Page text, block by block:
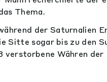
Thema.
der Saturnalien
Sitte sogar bis zu den
Währen der